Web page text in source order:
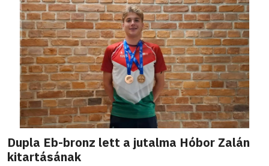
Dupla Eb-bronz lett a jutalma Hóbor Zalán
kitartásának